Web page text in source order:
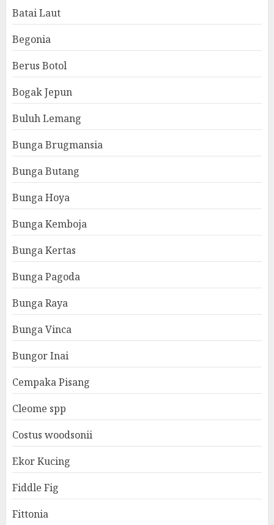
Batai Laut
Begonia
Berus Botol
Bogak Jepun
Buluh Lemang
Bunga Brugmansia
Bunga Butang
Bunga Hoya
Bunga Kemboja
Bunga Kertas
Bunga Pagoda
Bunga Raya
Bunga Vinca
Bungor Inai
Cempaka Pisang
Cleome spp
Costus woodsonii
Ekor Kucing
Fiddle Fig
Fittonia